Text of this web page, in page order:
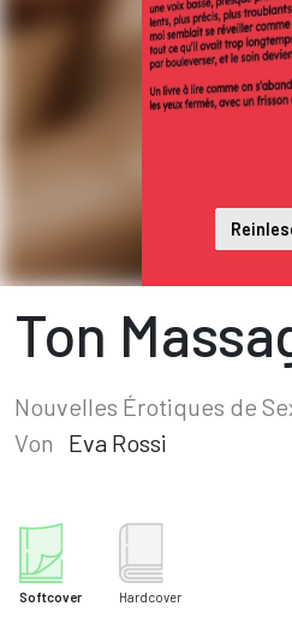
Ton
Nouvelles Érotiques de
Von
Eva Rossi
Softcover Hardcover